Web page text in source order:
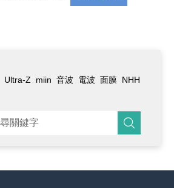
Ultra-Z miin 音波 電波 面膜 NHH